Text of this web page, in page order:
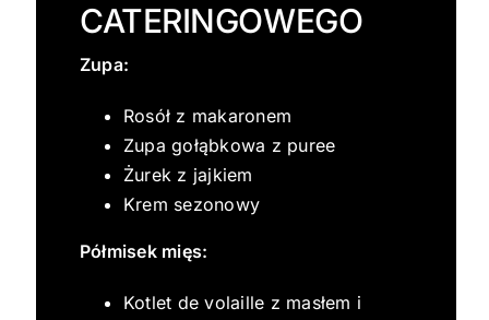
CATERINGOWEGO
Zupa:
Rosół z makaronem
Zupa gołąbkowa z puree
Żurek z jajkiem
Krem sezonowy
Półmisek mięs:
Kotlet de volaille z masłem i